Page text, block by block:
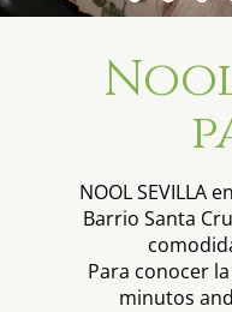
NOOL SEVILLA
Barrio Santa
Para conocer
minutos